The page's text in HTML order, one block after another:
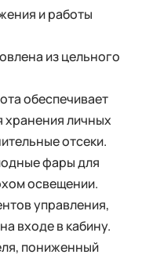
и работы
из цельного
обеспечивает
хранения личных
отсеки.
фары для
освещении.
управления,
входе в кабину.
пониженный